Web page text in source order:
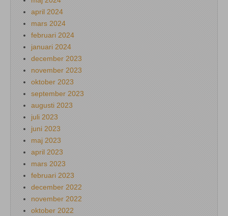
april 2024
mars 2024
februari 2024
januari 2024
december 2023
november 2023
oktober 2023
september 2023
augusti 2023
juli 2023
juni 2023
maj 2023
april 2023
mars 2023
februari 2023
december 2022
november 2022
oktober 2022